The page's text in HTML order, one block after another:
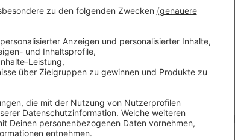
und weitere Informationen
steht bei Fragen und Interesse an
917 169-8oder per E-Mail an